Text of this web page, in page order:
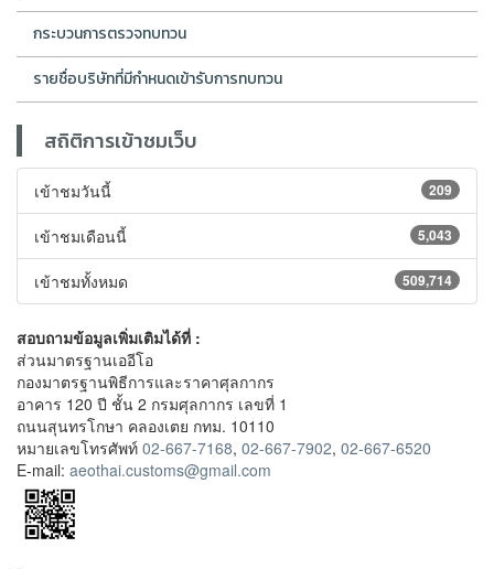
กระบวนการตรวจทบทวน
รายชื่อบริษัทที่มีกำหนดเข้ารับการทบทวน
สถิติการเข้าชมเว็บ
209
เข้าชมวันนี้
5,043
เข้าชมเดือนนี้
509,714
เข้าชมทั้งหมด
สอบถามข้อมูลเพิ่มเติมได้ที่ :
ส่วนมาตรฐานเออีโอ
กองมาตรฐานพิธีการและราคาศุลกากร
อาคาร 120 ปี ชั้น 2 กรมศุลกากร เลขที่ 1
ถนนสุนทรโกษา คลองเตย กทม. 10110
หมายเลขโทรศัพท์ 02-667-7168, 02-667-7902, 02-667-6520
E-mail: aeothai.customs@gmail.com